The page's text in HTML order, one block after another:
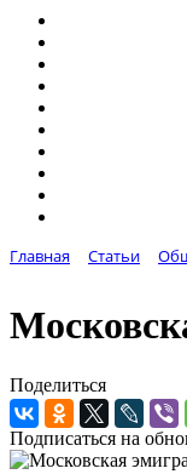
Главная Статьи
Поделиться
Подписаться на